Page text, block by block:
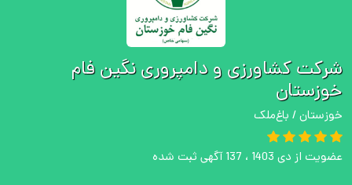
شرکت کشاورزی و دامپروری نگین فام
خوزستان
خوزستان / باغ‌ملک
عضویت از دی 1403 ، 137 آگهی ثبت شده